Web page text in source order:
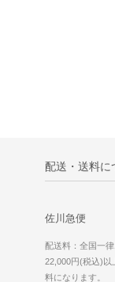
配送・送料に
佐川急便
配送料：全国一
22,000円(税込)以
料になります。